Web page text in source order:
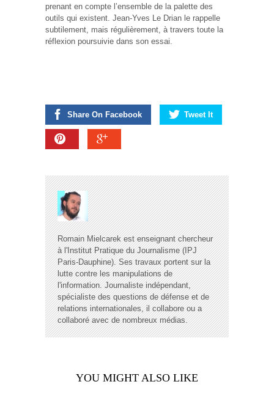
prenant en compte l’ensemble de la palette des
outils qui existent. Jean-Yves Le Drian le rappelle
subtilement, mais régulièrement, à travers toute la
réflexion poursuivie dans son essai.
Share On Facebook Tweet It
Romain Mielcarek est enseignant chercheur
à l'Institut Pratique du Journalisme (IPJ
Paris-Dauphine). Ses travaux portent sur la
lutte contre les manipulations de
l'information. Journaliste indépendant,
spécialiste des questions de défense et de
relations internationales, il collabore ou a
collaboré avec de nombreux médias.
YOU MIGHT ALSO LIKE